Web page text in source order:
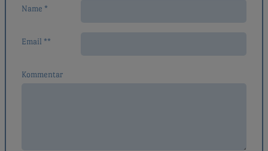
Name *
Email **
Kommentar